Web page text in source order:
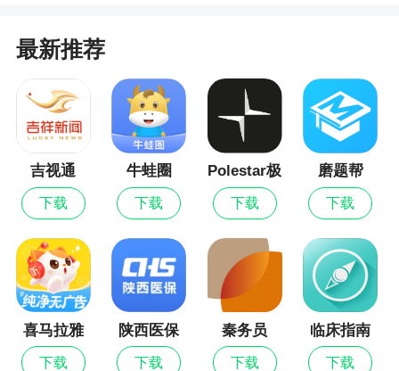
1.打开英大金点APP，在首页界面，先点击“业
务办理”。
2.进入出现登录页面如下，点注册，输入手机
号，获取验证码，设立密码完成注册。回到登录页
面，输入手机号和刚设的密码，登录。
3.登录交易账户：输入8位客户号和交易密码登
录交易账户如下 ，可能会出现一些提示信息如下，
可根据提示完善资料：
软件特色
1、业务办理：足不出户，线上业务轻松办
最新推荐
吉视通
下载
牛蛙圈
下载
Polestar极
星
下载
磨题帮
下载
喜马拉雅
儿童
下载
陕西医保
下载
秦务员
下载
临床指南
下载